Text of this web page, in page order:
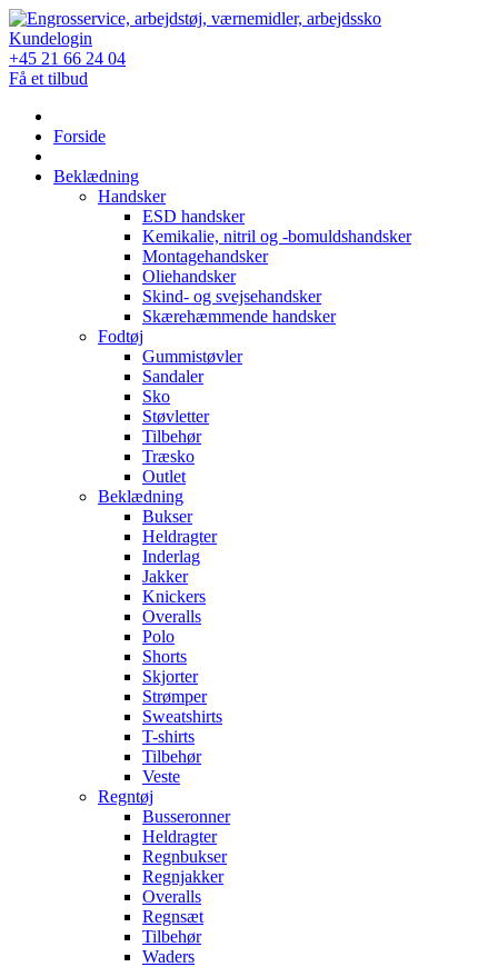
Skip
to
content
Kundelogin
+45 21 66 24 04
Få et tilbud
Forside
Beklædning
Handsker
ESD handsker
Kemikalie, nitril og -bomuldshandsker
Montagehandsker
Oliehandsker
Skind- og svejsehandsker
Skærehæmmende handsker
Fodtøj
Gummistøvler
Sandaler
Sko
Støvletter
Tilbehør
Træsko
Outlet
Beklædning
Bukser
Heldragter
Inderlag
Jakker
Knickers
Overalls
Polo
Shorts
Skjorter
Strømper
Sweatshirts
T-shirts
Tilbehør
Veste
Regntøj
Busseronner
Heldragter
Regnbukser
Regnjakker
Overalls
Regnsæt
Tilbehør
Waders